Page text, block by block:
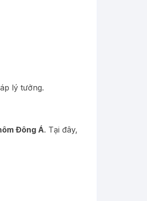
lý tưởng.
Đông Á. Tại đây,